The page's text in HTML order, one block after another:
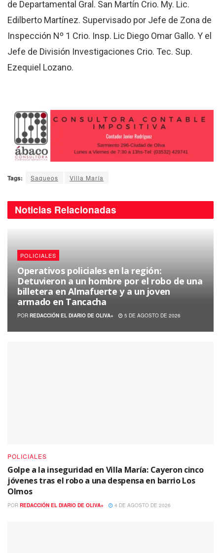
de Departamental Gral. San Martín Crio. My. Lic.
Edilberto Martínez. Supervisado por Jefe de Zona de
Inspección Nº 1 Crio. Insp. Lic Diego Omar Gallo. Y el
Jefe de División Investigaciones Crio. Tec. Sup.
Ezequiel Lozano.
Tags: Saqueos Villa María
Noticias Relacionadas
POLICIALES
Operativos policiales en la región:
Detuvieron a un hombre por el robo de una
billetera en Almafuerte y a un joven
armado en Tancacha
POR REDACCIÓN EL DIARIO DE OLIVA+ 5 DE AGOSTO DE 2026
POLICIALES
Golpe a la inseguridad en Villa María: Cayeron cinco
jóvenes tras el robo a una despensa en barrio Los
Olmos
POR REDACCIÓN EL DIARIO DE OLIVA+ 4 DE AGOSTO DE 2026